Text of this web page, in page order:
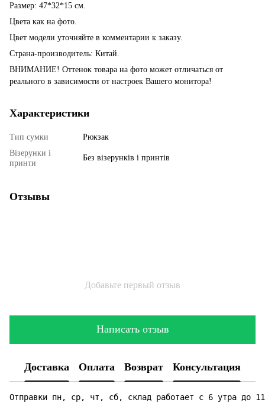
Размер: 47*32*15 см.
Цвета как на фото.
Цвет модели уточняйте в комментарии к заказу.
Страна-производитель: Китай.
ВНИМАНИЕ! Оттенок товара на фото может отличаться от
реального в зависимости от настроек Вашего монитора!
Характеристики
Тип сумки
Рюкзак
Візерунки і
принти
Без візерунків і принтів
Отзывы
Добавьте первый отзыв
Написать отзыв
Доставка Оплата Возврат Консультация
Отправки пн, ср, чт, сб, склад работает с 6 утра до